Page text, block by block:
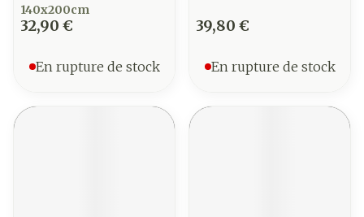
140x200cm
32,90 €
En rupture de stock
39,80 €
En rupture de stock